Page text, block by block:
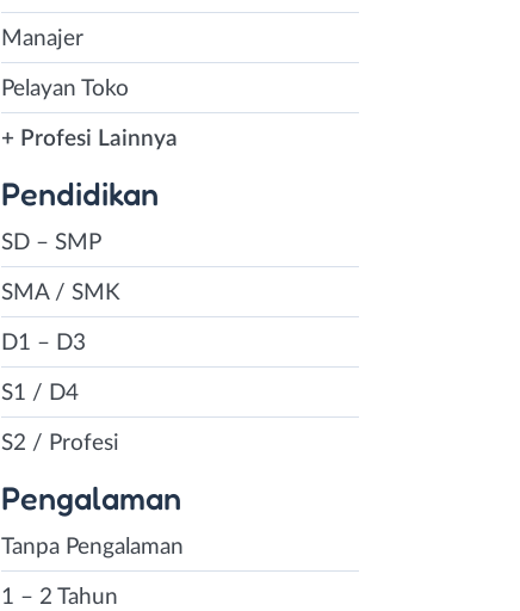
Manajer
Pelayan Toko
+ Profesi Lainnya
Pendidikan
SD – SMP
SMA / SMK
D1 – D3
S1 / D4
S2 / Profesi
Pengalaman
Tanpa Pengalaman
1 – 2 Tahun